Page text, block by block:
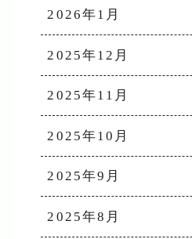
2026年1月
2025年12月
2025年11月
2025年10月
2025年9月
2025年8月